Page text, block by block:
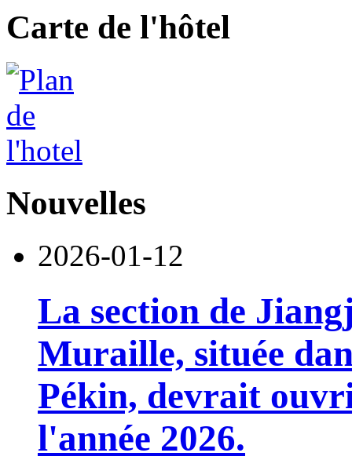
Carte de l'hôtel
Nouvelles
2026-01-12
La section de
Muraille, située
Pékin, devrait
l'année 2026.